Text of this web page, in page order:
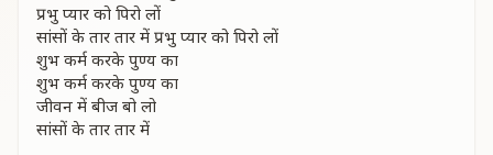
प्रभु प्यार को पिरो लों
सांसों के तार तार में प्रभु प्यार को पिरो लों
शुभ कर्म करके पुण्य का
शुभ कर्म करके पुण्य का
जीवन में बीज बो लो
सांसों के तार तार में